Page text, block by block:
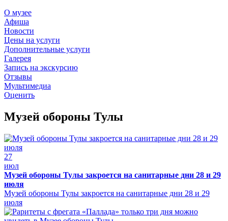
О музее
Афиша
Новости
Цены на услуги
Дополнительные услуги
Галерея
Запись на экскурсию
Отзывы
Мультимедиа
Оценить
Музей обороны Тулы
27
июл
Музей обороны Тулы закроется на санитарные дни 28 и 29
июля
Музей обороны Тулы закроется на санитарные дни 28 и 29
июля